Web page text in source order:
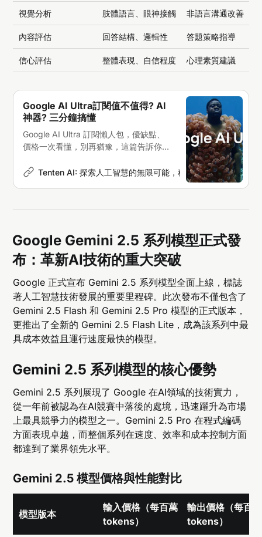
視覺分析 肢體語言、眼神接觸 非語言溝通改善
內容評估 回答結構、邏輯性 答題策略指導
信心評估 整體表現、自信程度 心理素質建議
Google AI Ultra訂閱值不值得? AI
神器? 三分鐘搞懂
Google AI Ultra 訂閱懶人包，優缺點、
價格一次看懂，別再猶豫，這篇告訴你該
Tenten AI: 探索人工智慧的無限可能，科技新聞深度解析
Google Gemini 2.5 系列模型正式發
布：革新AI技術的重大突破
Google 正式宣布 Gemini 2.5 系列模型全面上線，標誌
著人工智慧技術發展的重要里程碑。此次發布不僅包含了
Gemini 2.5 Flash 和 Gemini 2.5 Pro 模型的正式版本，
更推出了全新的 Gemini 2.5 Flash Lite，成為該系列中最
具成本效益且運行速度最快的模型。
Gemini 2.5 系列模型的核心優勢
Gemini 2.5 系列展現了 Google 在AI領域的技術實力，
從一年前被認為在AI競賽中落後的處境，迅速躍升為市場
上最具競爭力的模型之一。Gemini 2.5 Pro 在程式編碼
方面表現卓越，而整個系列在速度、效率和成本控制方面
都達到了業界領先水平。
Gemini 2.5 模型價格與性能對比
模型版本
輸入價格（每百萬
tokens）
輸出價格（每百萬
tokens）